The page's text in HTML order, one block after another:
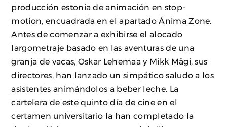
producción estonia de animación en stop-
motion, encuadrada en el apartado Ánima Zone.
Antes de comenzar a exhibirse el alocado
largometraje basado en las aventuras de una
granja de vacas, Oskar Lehemaa y Mikk Mägi, sus
directores, han lanzado un simpático saludo a los
asistentes animándolos a beber leche. La
cartelera de este quinto día de cine en el
certamen universitario la han completado la